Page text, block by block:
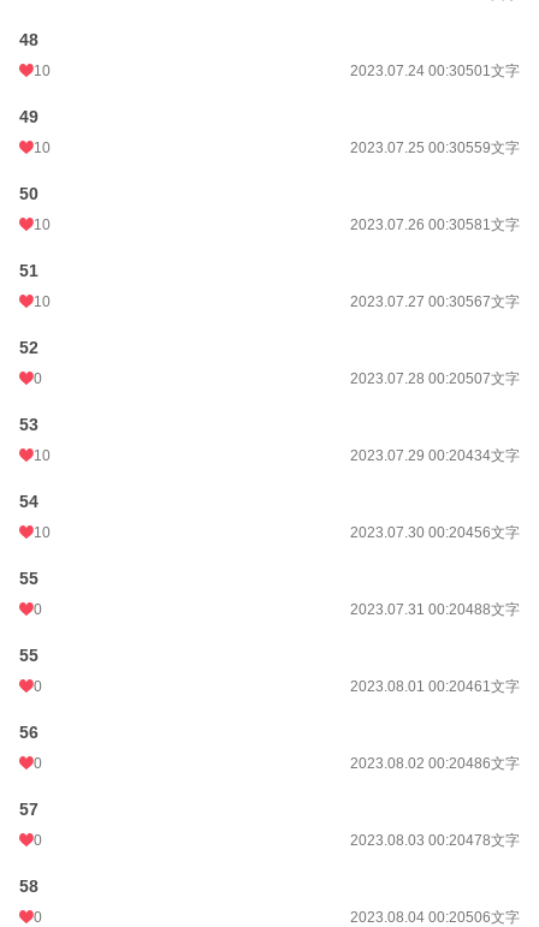
48
10 2023.07.24 00:30501文字
49
10 2023.07.25 00:30559文字
50
10 2023.07.26 00:30581文字
51
10 2023.07.27 00:30567文字
52
0 2023.07.28 00:20507文字
53
10 2023.07.29 00:20434文字
54
10 2023.07.30 00:20456文字
55
0 2023.07.31 00:20488文字
55
0 2023.08.01 00:20461文字
56
0 2023.08.02 00:20486文字
57
0 2023.08.03 00:20478文字
58
0 2023.08.04 00:20506文字